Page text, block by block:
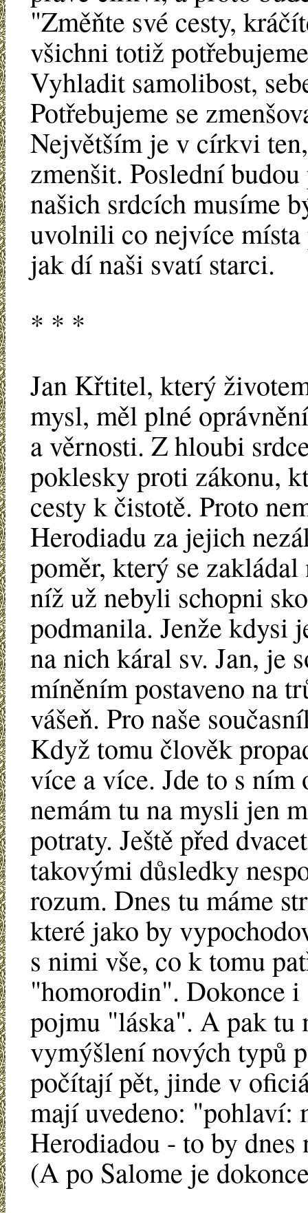
"Změňte své cesty,
všichni totiž
Vyhladit samolibost,
Potřebujeme se
Největším je v církvi
zmenšit. Poslední
našich srdcích musíme
uvolnili co nejvíce místa
jak dí naši svatí starci.
* * *
Jan Křtitel, který
mysl, měl plné
a věrnosti. Z hloubi
poklesky proti zákonu,
cesty k čistotě. Proto
Herodiadu za jejich
poměr, který se
níž už nebyli schopni
podmanila. Jenže kdysi
na nich káral sv. Jan, je
míněním postaveno na
vášeň. Pro naše
Když tomu člověk
více a více. Jde to s ním
nemám tu na mysli jen
potraty. Ještě před
takovými důsledky
rozum. Dnes tu máme
které jako by
s nimi vše, co k tomu
"homorodin". Dokonce i
pojmu "láska". A pak tu
vymýšlení nových typů
počítají pět, jinde v
mají uvedeno: "pohlaví:
Herodiadou - to by
(A po Salome je